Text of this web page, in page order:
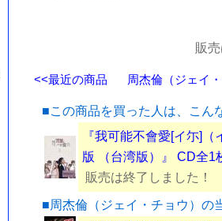
販
<<最近の商品 周杰倫（ジェイ
■この商品を買った人は、こん
『我可能不會愛[イ尓]
版 （台湾版）』 CD全1
販売は終了しました！
■周杰倫（ジェイ・チョウ）の